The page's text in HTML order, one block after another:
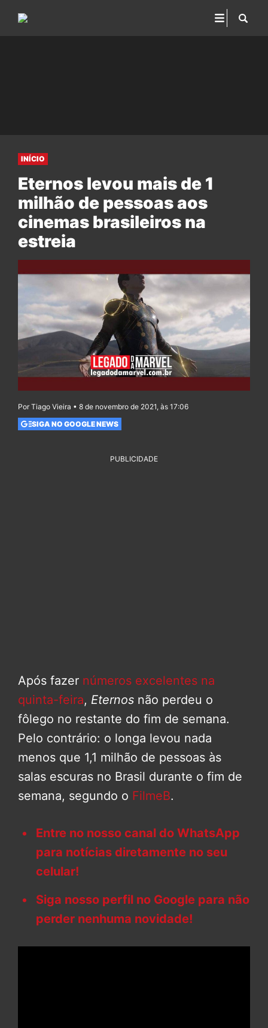
INÍCIO
Eternos levou mais de 1
milhão de pessoas aos
cinemas brasileiros na
estreia
Por Tiago Vieira • 8 de novembro de 2021, às 17:06
SIGA NO GOOGLE NEWS
PUBLICIDADE
Após fazer números excelentes na
quinta-feira, Eternos não perdeu o
fôlego no restante do fim de semana.
Pelo contrário: o longa levou nada
menos que 1,1 milhão de pessoas às
salas escuras no Brasil durante o fim de
semana, segundo o FilmeB.
Entre no nosso canal do WhatsApp
para notícias diretamente no seu
celular!
Siga nosso perfil no Google para não
perder nenhuma novidade!